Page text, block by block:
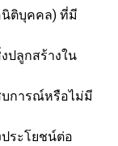
นิติบุคคล) ที่มี
ปลูกสร้างใน
บการณ์หรือไม่มี
ระโยชน์ต่อ